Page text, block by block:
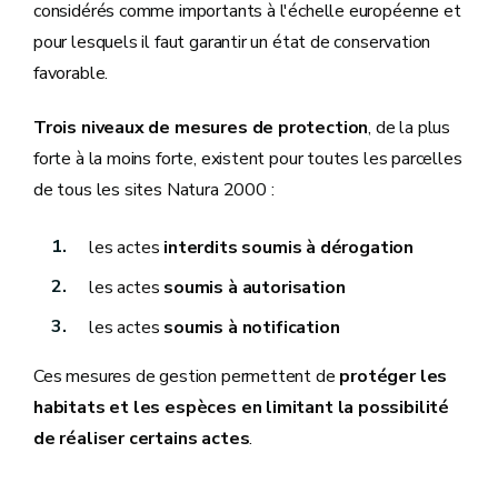
considérés comme importants à l'échelle européenne et
pour lesquels il faut garantir un état de conservation
favorable.
Trois niveaux de mesures de protection, de la plus
forte à la moins forte, existent pour toutes les parcelles
de tous les sites Natura 2000 :
les actes interdits soumis à dérogation
les actes soumis à autorisation
les actes soumis à notification
Ces mesures de gestion permettent de protéger les
habitats et les espèces en limitant la possibilité
de réaliser certains actes.